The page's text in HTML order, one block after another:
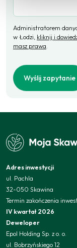
Administratorem
w Łodzi, kliknij i
masz prawa.
Wyślij zapytanie
Adres inwestycji
ul. Pachla
32-050 Skawina
Termin zakończenia
IV kwartał 2026
Deweloper
Epol Holding Sp. z o. o.
ul. Bobrzyńskiego 12